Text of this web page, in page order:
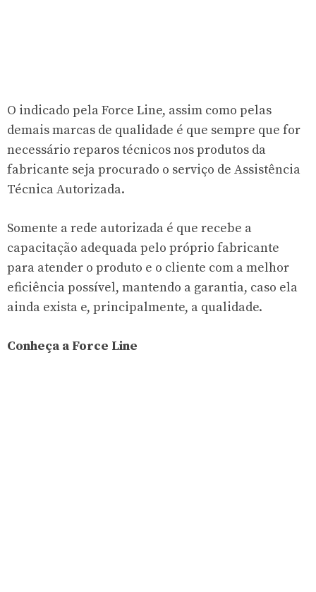
O indicado pela Force Line, assim como pelas
demais marcas de qualidade é que sempre que for
necessário reparos técnicos nos produtos da
fabricante seja procurado o serviço de Assistência
Técnica Autorizada.
Somente a rede autorizada é que recebe a
capacitação adequada pelo próprio fabricante
para atender o produto e o cliente com a melhor
eficiência possível, mantendo a garantia, caso ela
ainda exista e, principalmente, a qualidade.
Conheça a Force Line